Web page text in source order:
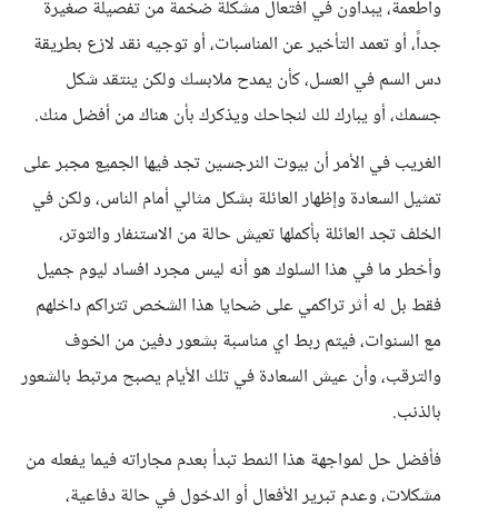
وأطعمة، يبدأون في افتعال مشكلة ضخمة من تفصيلة صغيرة
جداً، أو تعمد التأخير عن المناسبات، أو توجيه نقد لازع بطريقة
دس السم في العسل، كأن يمدح ملابسك ولكن ينتقد شكل
جسمك، أو يبارك لك لنجاحك ويذكرك بأن هناك من أفضل منك.
الغريب في الأمر أن بيوت النرجسين تجد فيها الجميع مجبر على
تمثيل السعادة وإظهار العائلة بشكل مثالي أمام الناس، ولكن في
الخلف تجد العائلة بأكملها تعيش حالة من الاستنفار والتوتر،
وأخطر ما في هذا السلوك هو أنه ليس مجرد افساد ليوم جميل
فقط بل له أثر تراكمي على ضحايا هذا الشخص تتراكم داخلهم
مع السنوات، فيتم ربط اي مناسبة بشعور دفين من الخوف
والترقب، وأن عيش السعادة في تلك الأيام يصبح مرتبط بالشعور
بالذنب.
فأفضل حل لمواجهة هذا النمط تبدأ بعدم مجاراته فيما يفعله من
مشكلات، وعدم تبرير الأفعال أو الدخول في حالة دفاعية،